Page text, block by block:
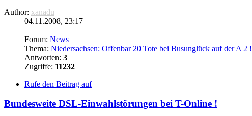
Author: xanadu
04.11.2008, 23:17
Forum: News
Thema: Niedersachsen: Offenbar 20 Tote bei Busunglück auf der A 2 !
Antworten: 3
Zugriffe: 11232
Rufe den Beitrag auf
Bundesweite DSL-Einwahlstörungen bei T-Online !